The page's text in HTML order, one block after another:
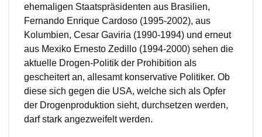
ehemaligen Staatspräsidenten aus Brasilien,
Fernando Enrique Cardoso (1995-2002), aus
Kolumbien, Cesar Gaviria (1990-1994) und erneut
aus Mexiko Ernesto Zedillo (1994-2000) sehen die
aktuelle Drogen-Politik der Prohibition als
gescheitert an, allesamt konservative Politiker. Ob
diese sich gegen die USA, welche sich als Opfer
der Drogenproduktion sieht, durchsetzen werden,
darf stark angezweifelt werden.